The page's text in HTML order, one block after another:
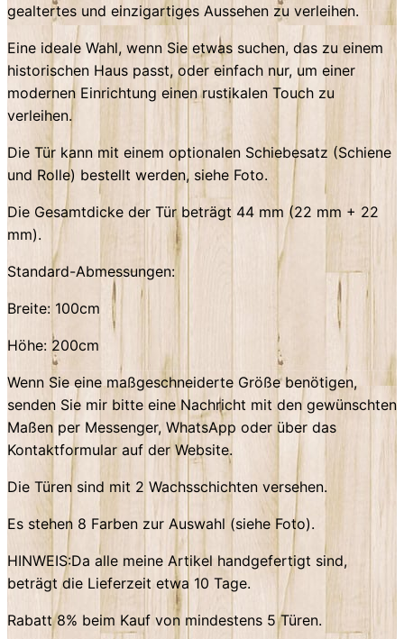
gealtertes und einzigartiges Aussehen zu verleihen.
Eine ideale Wahl, wenn Sie etwas suchen, das zu einem
historischen Haus passt, oder einfach nur, um einer
modernen Einrichtung einen rustikalen Touch zu
verleihen.
Die Tür kann mit einem optionalen Schiebesatz (Schiene
und Rolle) bestellt werden, siehe Foto.
Die Gesamtdicke der Tür beträgt 44 mm (22 mm + 22
mm).
Standard-Abmessungen:
Breite: 100cm
Höhe: 200cm
Wenn Sie eine maßgeschneiderte Größe benötigen,
senden Sie mir bitte eine Nachricht mit den gewünschten
Maßen per Messenger, WhatsApp oder über das
Kontaktformular auf der Website.
Die Türen sind mit 2 Wachsschichten versehen.
Es stehen 8 Farben zur Auswahl (siehe Foto).
HINWEIS:Da alle meine Artikel handgefertigt sind,
beträgt die Lieferzeit etwa 10 Tage.
Rabatt 8% beim Kauf von mindestens 5 Türen.